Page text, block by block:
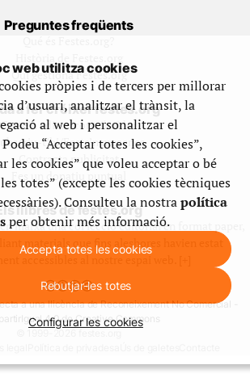
Preguntes freqüents
Qui gestiona Festes.org
a fer créixer festes.org
Feste’n editor/contribuidor
t’hi/Feste’n mecenes
Contracta publicitat
Fes un donatiu puntual
llibres de festes.org
marxa una col·lecció editorial en format paper,
materials que fins aleshores havien estat
accessibles al nostre espai web. [+]
a una llicència de Reconeixement No Comercial -
4.0 de Creative Commons
web utilitza cookies
pròpies i de tercers per millorar
d’usuari, analitzar el trànsit, la
al web i personalitzar el
“Acceptar totes les cookies”,
les cookies” que voleu acceptar o bé
totes” (excepte les cookies tècniques
Consulteu la nostrapolítica
per obtenir més informació.
Accepta totes les cookies
Rebutjar-les totes
Configurar les cookies